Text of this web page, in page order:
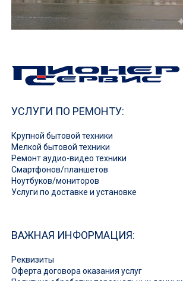
УСЛУГИ ПО РЕМОНТУ:
Крупной бытовой техники
Мелкой бытовой техники
Ремонт аудио-видео техники
Смартфонов/планшетов
Ноутбуков/мониторов
Услуги по доставке и установке
ВАЖНАЯ ИНФОРМАЦИЯ:
Реквизиты
Оферта договора оказания услуг